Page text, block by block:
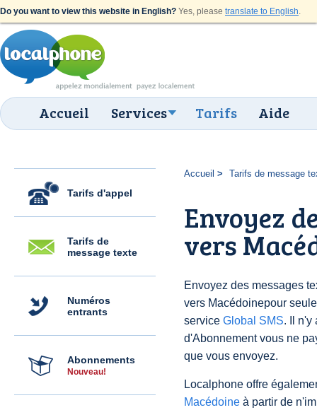
Do you want to view this website in English? Yes, please translate to English.
Accueil Services Tarifs Aide
Tarifs d'appel
Tarifs de
message texte
Numéros
entrants
Abonnements
Nouveau!
Accueil Tarifs de message
Envoyez
vers
Envoyez des messages
vers Macédoinepour
service Global SMS. Il n'y
d'Abonnement vous ne
que vous envoyez.
Localphone offre
Macédoine à partir de